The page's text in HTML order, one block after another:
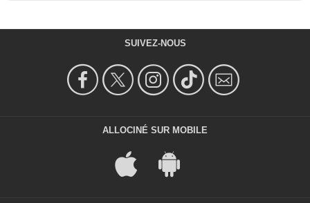
SUIVEZ-NOUS
ALLOCINÉ SUR MOBILE